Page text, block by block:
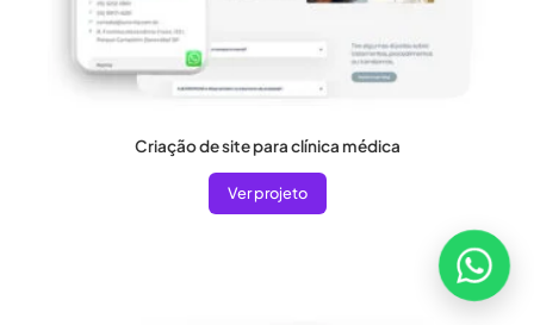
Criação de site para clínica médica
Ver projeto